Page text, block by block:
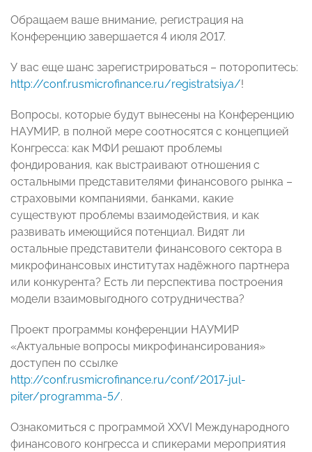
Обращаем ваше внимание, регистрация на
Конференцию завершается 4 июля 2017.
У вас еще шанс зарегистрироваться – поторопитесь:
http://conf.rusmicrofinance.ru/registratsiya/!
Вопросы, которые будут вынесены на Конференцию
НАУМИР, в полной мере соотносятся с концепцией
Конгресса: как МФИ решают проблемы
фондирования, как выстраивают отношения с
остальными представителями финансового рынка –
страховыми компаниями, банками, какие
существуют проблемы взаимодействия, и как
развивать имеющийся потенциал. Видят ли
остальные представители финансового сектора в
микрофинансовых институтах надёжного партнера
или конкурента? Есть ли перспектива построения
модели взаимовыгодного сотрудничества?
Проект программы конференции НАУМИР
«Актуальные вопросы микрофинансирования»
доступен по ссылке
http://conf.rusmicrofinance.ru/conf/2017-jul-
piter/programma-5/.
Ознакомиться с программой XXVI Международного
финансового конгресса и спикерами мероприятия